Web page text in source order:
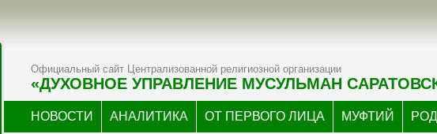
Официальный сайт Централизованной религиозной организации
«ДУХОВНОЕ УПРАВЛЕНИЕ МУСУЛЬМАН
НОВОСТИ АНАЛИТИКА ОТ ПЕРВОГО ЛИЦА МУФТИЙ